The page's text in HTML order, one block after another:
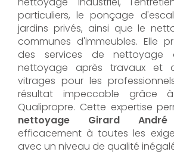
particuliers, le ponçage
jardins privés, ainsi que le
communes d'immeubles. Elle
des services de nettoyage
nettoyage après travaux et
vitrages pour les
résultat impeccable grâce
Qualipropre. Cette expertise
nettoyage Girard André
efficacement à toutes les
avec un niveau de qualité